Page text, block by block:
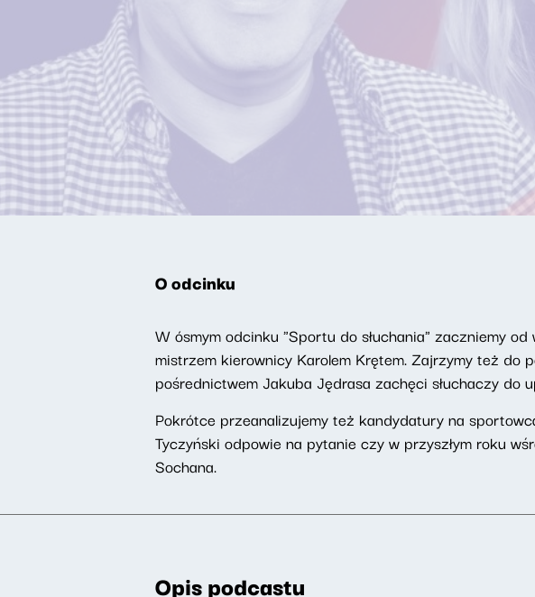
O odcinku
W ósmym odcinku "Sportu do słuchania" zaczniemy
mistrzem kierownicy Karolem Krętem. Zajrzymy też do
pośrednictwem Jakuba Jędrasa zachęci słuchaczy do
Pokrótce przeanalizujemy też kandydatury na
Tyczyński odpowie na pytanie czy w przyszłym roku
Sochana.
Opis podcastu